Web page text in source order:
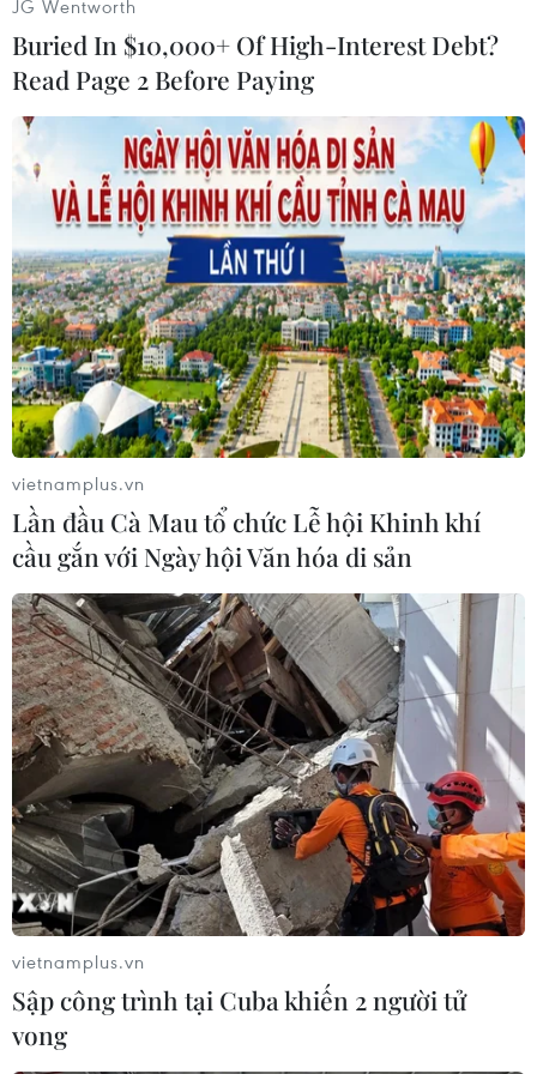
thiết bị, phương tiện vận tải, mua, xây dựng,
sửa chữa địa điểm kinh doanh… Thời hạn của
khoản vay này lên đến 60 tháng với hạn mức
70% nhu cầu vay vốn./.
Minh Thúy (Vietnam+)
#VIB #Cho vay cá nhân #Kinh doanh
#Sản suất
Anh
Theo dõi VietnamPlus
TIN CÙNG CHUYÊN MỤC
Thanh Hóa công khai danh sách gần
JG Wentworth
Buried In $10,000+ Of High-Interest Debt?
Read Page 2 Before Paying
vietnamplus.vn
Lần đầu Cà Mau tổ chức Lễ hội Khinh khí
cầu gắn với Ngày hội Văn hóa di sản
vietnamplus.vn
Sập công trình tại Cuba khiến 2 người tử
vong